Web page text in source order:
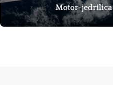
Motor-jedrilica